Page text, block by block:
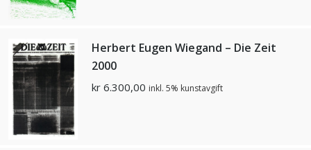
Herbert Eugen Wiegand – Die Zeit
2000
kr 6.300,00 inkl. 5% kunstavgift